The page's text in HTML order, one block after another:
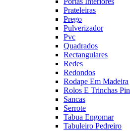
Prateleiras
Prego
Pulverizador
Pvc
Quadrados
Rectangulares
Redes
Redondos
Rodape Em Madeira
Rolos E Trinchas
Sancas
Serrote
Tabua Engomar
Tabuleiro Pedreiro